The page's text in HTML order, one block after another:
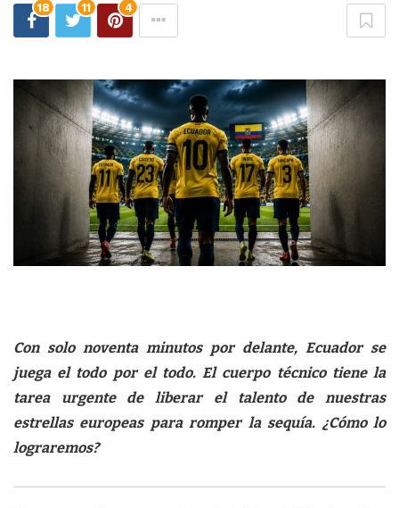
18 11 4
Con solo noventa minutos por delante, Ecuador se
juega el todo por el todo. El cuerpo técnico tiene la
tarea urgente de liberar el talento de nuestras
estrellas europeas para romper la sequía. ¿Cómo lo
lograremos?